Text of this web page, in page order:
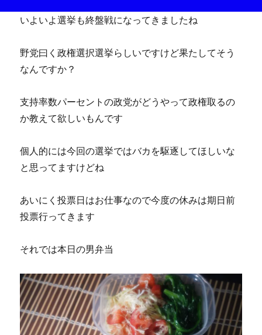
いよいよ選挙も終盤戦になってきましたね
野党曰く政権選択選挙らしいですけど果たしてそう
なんですか？
支持率数パーセントの政党がどうやって政権取るの
か教えて欲しいもんです
個人的には今回の選挙ではバカを駆逐してほしいな
と思ってますけどね
あいにく投票日はお仕事なので今度の休みは期日前
投票行ってきます
それでは本日の男弁当